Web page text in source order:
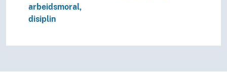
arbeidsmoral,
disiplin